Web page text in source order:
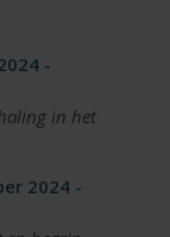
-
in het
2024 -